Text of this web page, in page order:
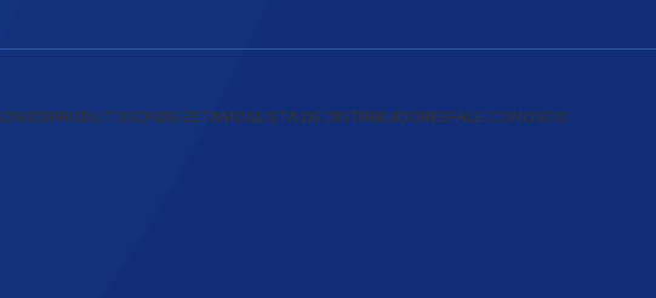
PRODUTOSONDE ESTAMOSLISTA DE DISTRIBUIDORESFALE CONOSCO